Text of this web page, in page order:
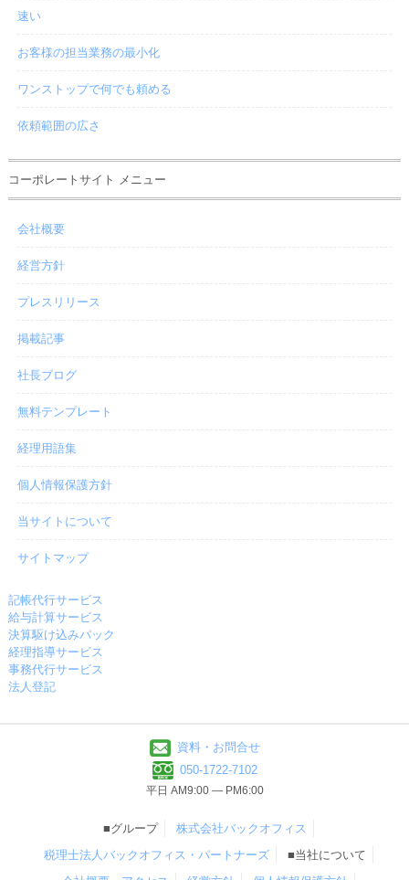
速い
お客様の担当業務の最小化
ワンストップで何でも頼める
依頼範囲の広さ
コーポレートサイト メニュー
会社概要
経営方針
プレスリリース
掲載記事
社長ブログ
無料テンプレート
経理用語集
個人情報保護方針
当サイトについて
サイトマップ
記帳代行サービス
給与計算サービス
決算駆け込みパック
経理指導サービス
事務代行サービス
法人登記
資料・お問合せ
050-1722-7102
平日 AM9:00 ― PM6:00
■グループ
株式会社バックオフィス
税理士法人バックオフィス・パートナーズ
■当社について